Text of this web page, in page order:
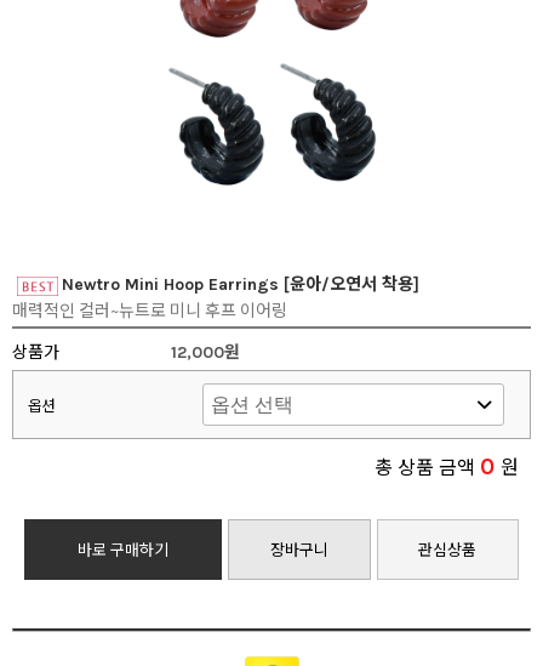
Newtro Mini Hoop Earrings [윤아/오연서 착용]
매력적인 컬러~뉴트로 미니 후프 이어링
상품가
12,000원
옵션
총 상품 금액 0 원
바로 구매하기 장바구니 관심상품